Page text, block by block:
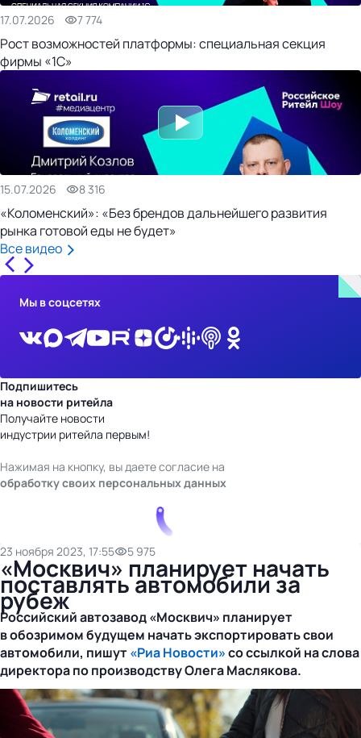
17.07.2026 7 774
Рост возможностей платформы: специальная секция
фирмы «1С»
15.07.2026 8 316
«Коломенский»: «Без брендов дальнейшего развития
рынка готовой еды не будет»
Все видео
Мы в соцсетях
Подпишитесь
на новости ритейла
Получайте новости
индустрии ритейла первым!
Нажимая на кнопку, вы даете согласие на
обработку своих персональных данных
23 ноября 2023, 17:55 5 975
«Москвич» планирует начать
поставлять автомобили за
рубеж
Российский автозавод «Москвич» планирует
в обозримом будущем начать экспортировать свои
автомобили, пишут«Риа Новости»со ссылкой на слова
директора по производству Олега Маслякова.